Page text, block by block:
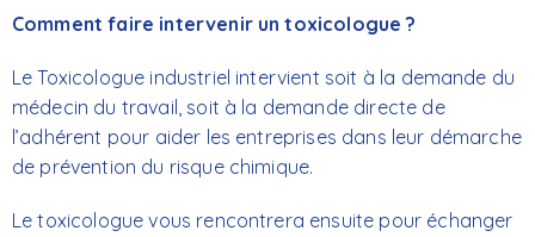
Comment faire intervenir un toxicologue ?
Le Toxicologue industriel intervient soit à la demande du
médecin du travail, soit à la demande directe de
l’adhérent pour aider les entreprises dans leur démarche
de prévention du risque chimique.
Le toxicologue vous rencontrera ensuite pour échanger